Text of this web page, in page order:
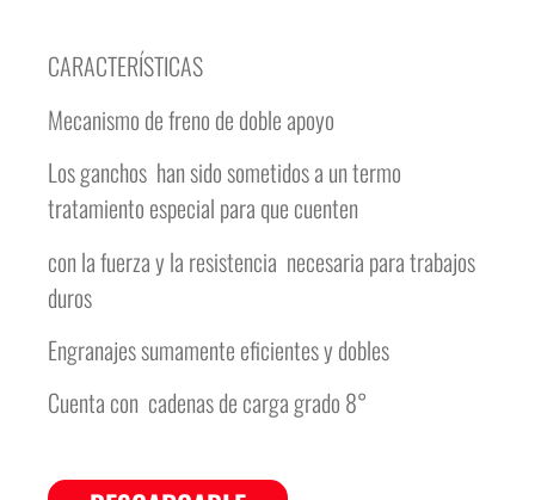
CARACTERÍSTICAS
Mecanismo de freno de doble apoyo
Los ganchos han sido sometidos a un termo
tratamiento especial para que cuenten
con la fuerza y la resistencia necesaria para trabajos
duros
Engranajes sumamente eficientes y dobles
Cuenta con cadenas de carga grado 8°